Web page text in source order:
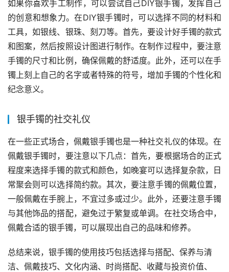
如果你喜欢手工制作，可以尝试自己DIY银手镯，发挥自己
的创意和想象力。在DIY银手镯时，可以选择不同的材料和
工具，如银线、银珠、刻刀等。首先，要设计好手镯的款式
和图案，然后按照设计图进行制作。在制作过程中，要注意
手镯的尺寸和比例，确保佩戴的舒适度。此外，还可以在手
镯上刻上自己的名字或者特殊的符号，增加手镯的个性化和
纪念意义。
银手镯的社交礼仪
在一些正式场合，佩戴银手镯也是一种社交礼仪的体现。在
佩戴银手镯时，要注意以下几点：首先，要根据场合的正式
程度来选择手镯的款式和颜色，如晚宴可以选择复杂款，日
常聚会则可以选择简约款。其次，要注意手镯的佩戴位置，
一般佩戴在手腕上，不宜过多或过少。此外，还要注意手镯
与其他饰品的搭配，避免过于繁复或单调。在社交场合中，
佩戴合适的银手镯，可以展现出自己的品味和修养。
总结来说，银手镯的使用技巧包括选择与搭配、保养与清
洁、佩戴技巧、文化内涵、时尚搭配、收藏与投资价值、